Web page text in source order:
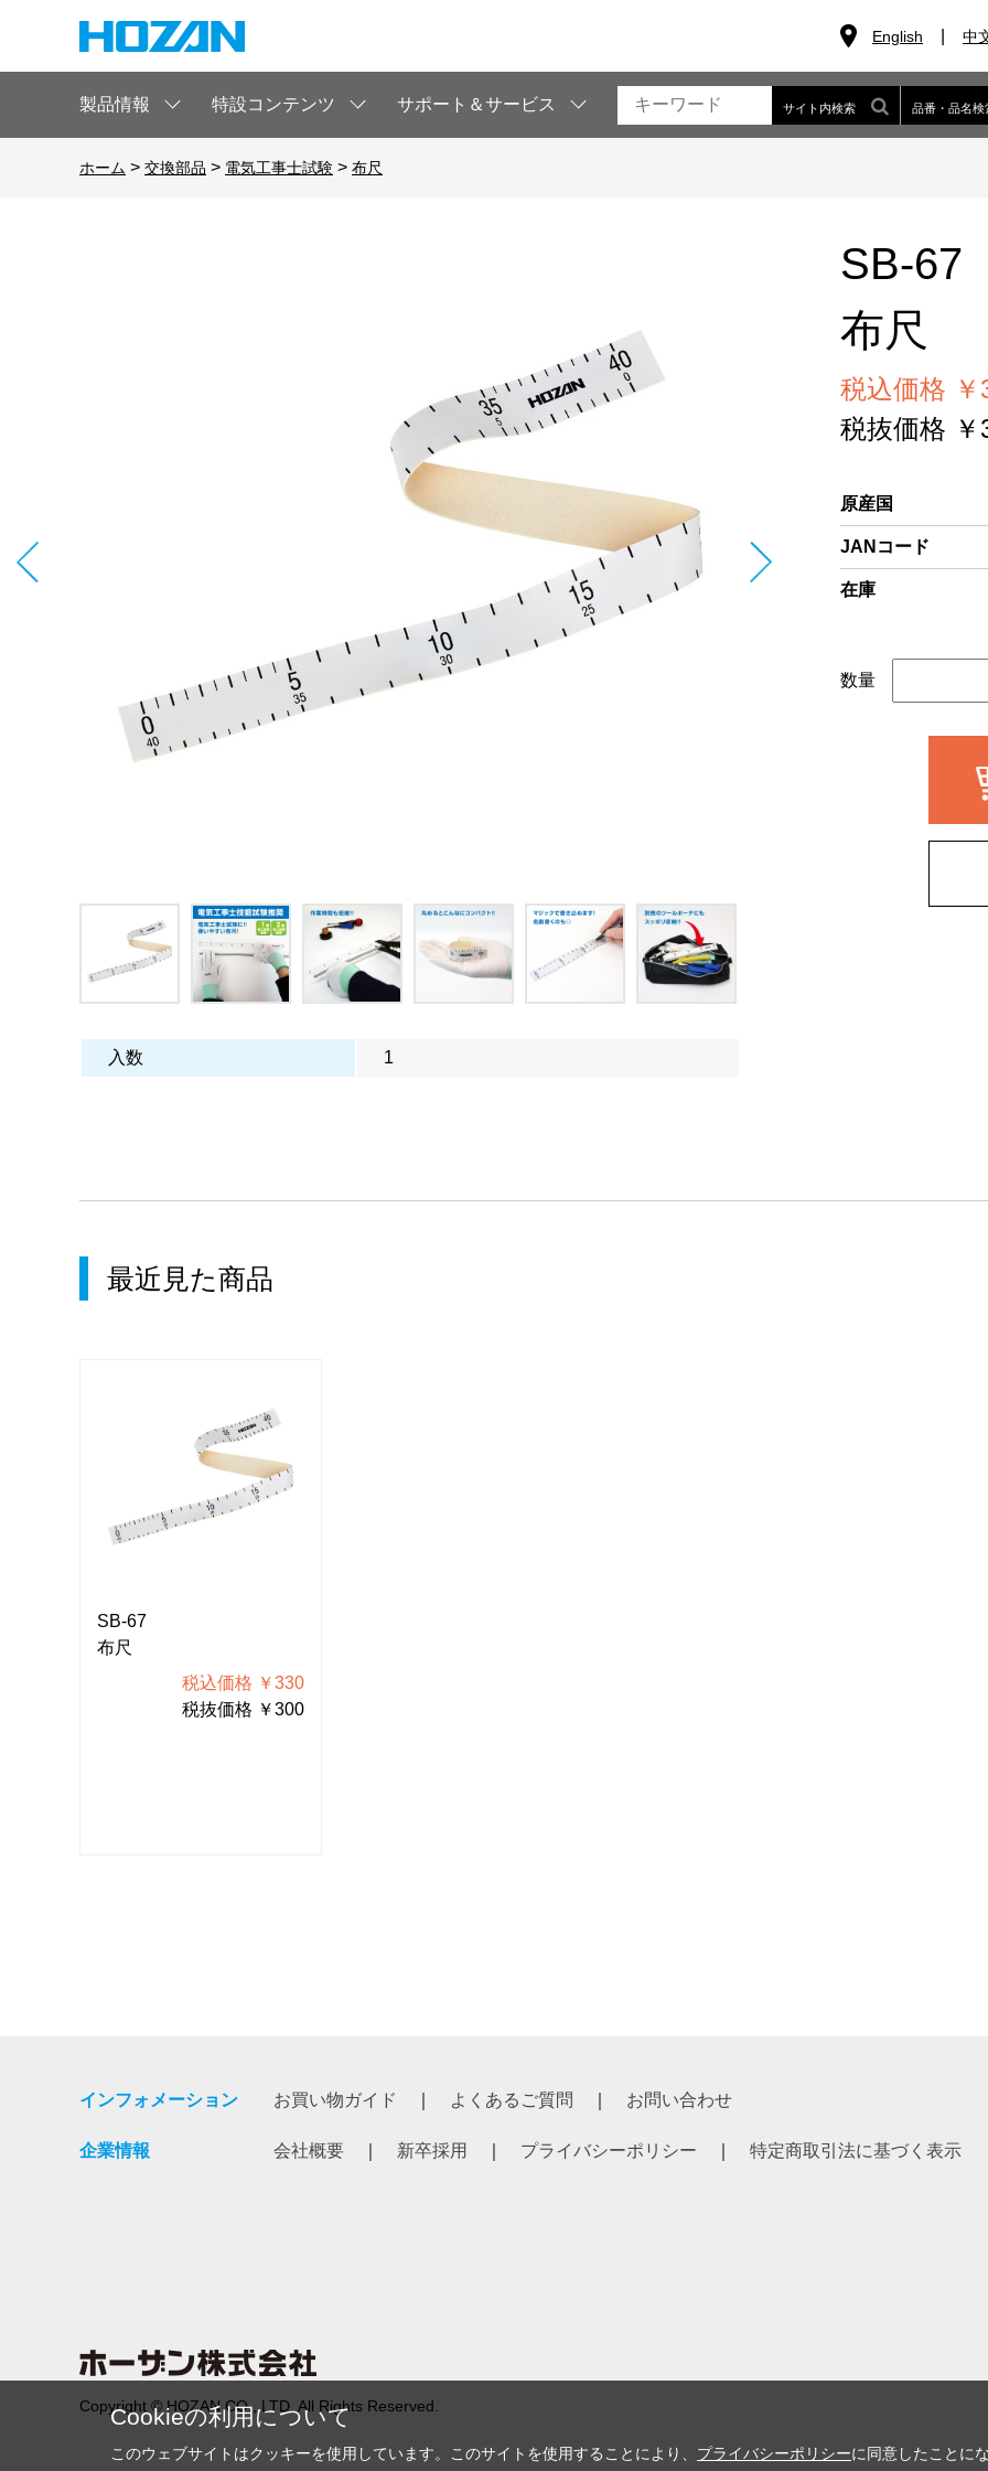
English 中
製品情報 特設コンテンツ サポート＆サービス サイト内検索 品番・品名検
ホーム > 交換部品 > 電気工事士試験 > 布尺
入数 1
SB-67
布尺
税込価格 ￥
税抜価格 ￥
原産国
JANコード
在庫
数量
最近見た商品
SB-67
布尺
税込価格 ￥330
税抜価格 ￥300
インフォメーション お買い物ガイド よくあるご質問 お問い合わせ
企業情報 会社概要 新卒採用 プライバシーポリシー 特定商取引法に基づく表示
Copyright © HOZAN CO., LTD. All Rights Reserved.
Cookieの利用について
このウェブサイトはクッキーを使用しています。このサイトを使用することにより、 プライバシーポリシーに同意したことに